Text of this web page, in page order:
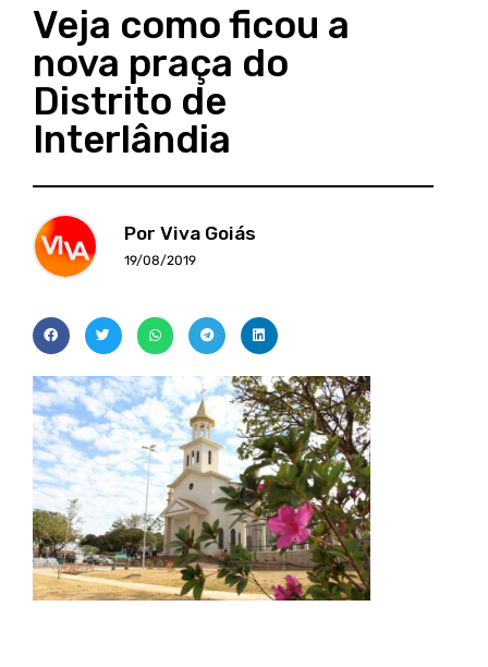
Veja como ficou a
nova praça do
Distrito de
Interlândia
Por Viva Goiás
19/08/2019